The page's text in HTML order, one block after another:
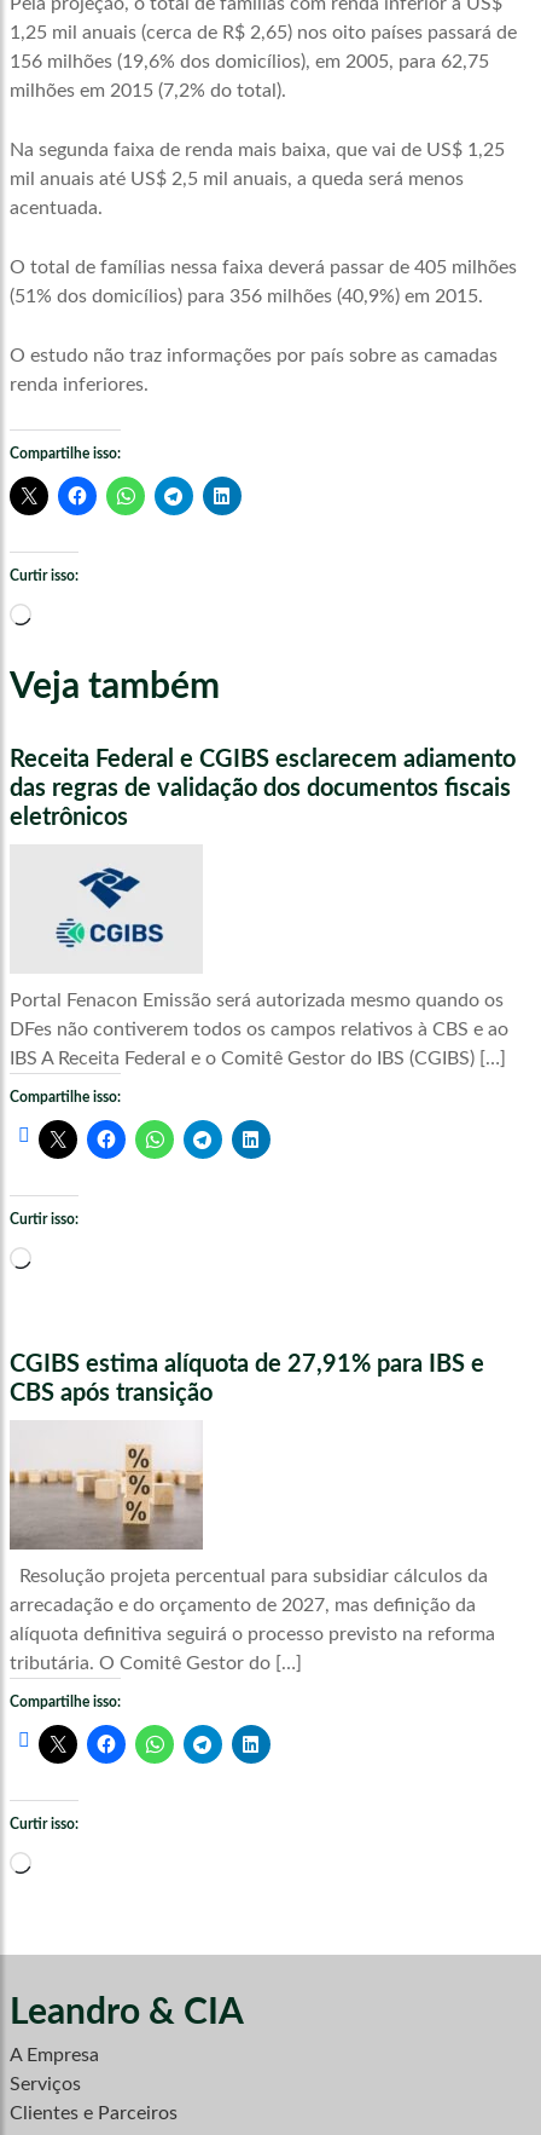
1,25 mil anuais (cerca de R$ 2,65) nos oito países passará de
156 milhões (19,6% dos domicílios), em 2005, para 62,75
milhões em 2015 (7,2% do total).
Na segunda faixa de renda mais baixa, que vai de US$ 1,25
mil anuais até US$ 2,5 mil anuais, a queda será menos
acentuada.
O total de famílias nessa faixa deverá passar de 405 milhões
(51% dos domicílios) para 356 milhões (40,9%) em 2015.
O estudo não traz informações por país sobre as camadas
renda inferiores.
Compartilhe isso:
Curtir isso:
Carregando...
Veja também
Receita Federal e CGIBS esclarecem adiamento
das regras de validação dos documentos fiscais
eletrônicos
Portal Fenacon Emissão será autorizada mesmo quando os
DFes não contiverem todos os campos relativos à CBS e ao
IBS A Receita Federal e o Comitê Gestor do IBS (CGIBS) […]
Compartilhe isso:
Curtir isso:
Carregando...
CGIBS estima alíquota de 27,91% para IBS e
CBS após transição
Resolução projeta percentual para subsidiar cálculos da
arrecadação e do orçamento de 2027, mas definição da
alíquota definitiva seguirá o processo previsto na reforma
tributária. O Comitê Gestor do […]
Compartilhe isso:
Curtir isso:
Carregando...
Leandro & CIA
A Empresa
Serviços
Clientes e Parceiros